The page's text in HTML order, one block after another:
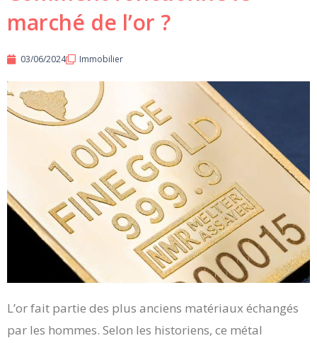
marché de l’or ?
03/06/2024 Immobilier
L’or fait partie des plus anciens matériaux échangés
par les hommes. Selon les historiens, ce métal